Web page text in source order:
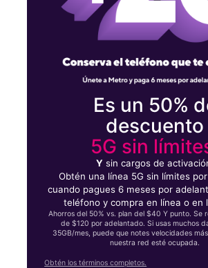
Es un 50%
descuento
5G sin
Ysin cargos de
Obtén una línea 5G sin límites
cuando pagues 6 meses por
teléfono y compra en línea o en
Ahorros del 50% vs. plan del $40 Y punto. Se
de $120 por adelantado. Si usas muchos
35GB/mes, puede que notes velocidades
nuestra red esté ocupada.
Obtén los términos completos.